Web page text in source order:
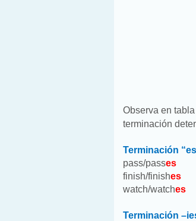
Observa en
terminación
Terminación
pass/passes
finish/finishes
watch/watches
Terminación